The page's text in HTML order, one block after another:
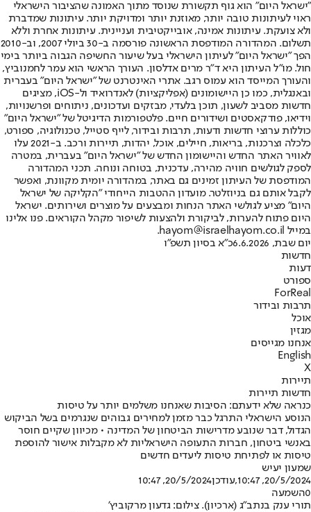
"ישראל היום" הוא גוף תקשורת שנוסד מתוך האמונה שהציבור הישראלי
ראוי לעיתונות טובה יותר, מאוזנת יותר ומדויקת יותר. עיתונות שמדברת
ולא צועקת. עיתונות אמינה, אובייקטיבית ועניינית. עיתונות אחרת וללא
תשלום. המהדורה המודפסת הראשונה פורסמה ב-30 ביולי 2007, וב-2010
הפך "ישראל היום" לעיתון הישראלי בעל שיעור החשיפה הגבוה ביותר בימי
חול. מו"ל העיתון היא ד"ר מרים אדלסון. העורך הראשי הוא עמר לחמנוביץ,
והעורך המייסד הוא עמוס רגב. אתרי האינטרנט של "ישראל היום" בעברית
ובאנגלית, כמו כן היישומונים (אפליקציות) לאנדרואיד ול-iOS, מציגים
חדשות מסביב לשעון, תוכן בלעדי, מבזקים ועדכונים, ניתוחים ופרשנויות,
וידיאו, פודקאסטים ושידורים חיים. פלטפורמות הדיגיטל של "ישראל היום"
כוללות ערוצי חדשות ודעות, תרבות ובידור, לייף סטייל, טכנולוגיה, ספורט,
כלכלה וצרכנות, בריאות, חיילים, אוכל, יהדות, תיירות ורכב. ב-2021 עלו
לאוויר האתר החדש והיישומון החדש של "ישראל היום" בעברית, במטרה
לספק לגולשים חוויה מהירה, עדכנית, בטוחה ונוחה. תכני המהדורה
המודפסת של העיתון זמינים גם באתר, במהדורה יומית מקוונת, ואפשר
לקבל אותם גם בניוזלטר. מועדון ההטבות הייחודי "הקליקה של ישראל
היום" מציע לגולשי האתר הנחות ומבצעים על מוצרים ושירותים. ישראל
היום פתוח להערות, לביקורת ולהצעות לשיפור מקהל הקוראים. פנו אלינו
במייל hayom@israelhayom.co.il.
יום שבת, 6.6.2026
כ"א בסיון תשפ"ו
חדשות
דעות
ספורט
ForReal
תרבות ובידור
אוכל
מגזין
אנחנו מגייסים
English
X
תיירות
חדשות תיירות
כנראה שלא ידעתם: הסיבות שאנחנו משלמים יותר על טיסות
הנוסע הישראלי התרגל כבר מזמן למחירים גבוהים שנגרמים בשל הביקוש
הגדול, דבר שנובע מדרישות הביטחון של המדינה • מכיוון שקיים חוסר
באנשי ביטחון, חברות התעופה הישראליות לא מקבלות אישור להוספת
טיסות או לפתיחת טיסות ליעדים חדשים
שמעון יעיש
20/5/2024, 10:47
,עודכן20/5/2024, 10:47
0השמעה
תורי ענק בנתב"ג (ארכיון). צילום: גדעון מרקוביץ'